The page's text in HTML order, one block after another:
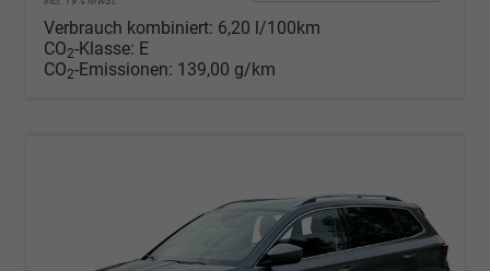
Verbrauch kombiniert: 6,20 l/100km
CO2-Klasse: E
CO2-Emissionen: 139,00 g/km